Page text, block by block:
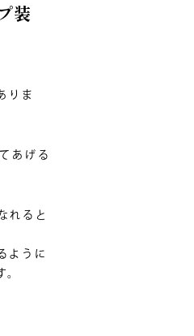
装
りま
あげる
れると
ように
。